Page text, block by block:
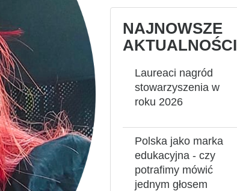
NAJNOWSZE
AKTUALNOŚCI
Laureaci nagród
stowarzyszenia w
roku 2026
Polska jako marka
edukacyjna - czy
potrafimy mówić
jednym głosem